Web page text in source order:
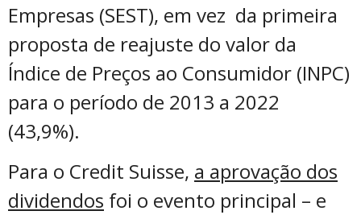
Empresas (SEST), em vez da primeira
proposta de reajuste do valor da
Índice de Preços ao Consumidor (INPC)
para o período de 2013 a 2022
(43,9%).
Para o Credit Suisse, a aprovação dos
dividendos foi o evento principal – e